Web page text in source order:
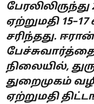
ஏற்றுமதி
சரிந்தது.
நிலையில்,
துறைமுகம்
ஏற்றுமதி